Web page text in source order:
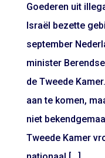
Goederen uit
Israël bezette
september
minister
de Tweede
aan te komen,
niet
Tweede Kamer